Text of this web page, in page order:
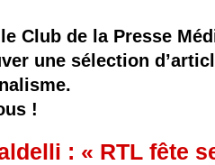
Club de la Presse
une sélection
!
: « RTL fête